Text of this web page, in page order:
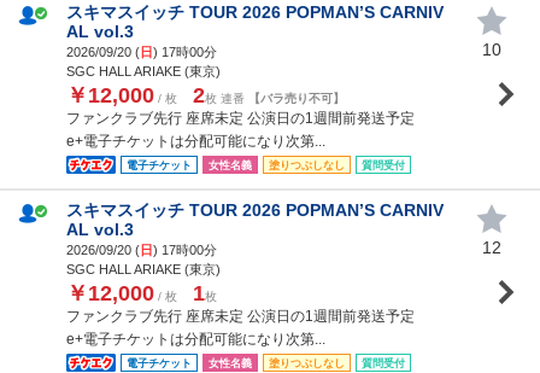
スキマスイッチ TOUR 2026 POPMAN’S CARNIV
AL vol.3
2026/09/20 (日) 17時00分
SGC HALL ARIAKE (東京)
￥12,000 / 枚 2枚 連番 【バラ売り不可】
ファンクラブ先行 座席未定 公演日の1週間前発送予定
e+電子チケットは分配可能になり次第...
電子チケット 女性名義 塗りつぶしなし 質問受付
10
スキマスイッチ TOUR 2026 POPMAN’S CARNIV
AL vol.3
2026/09/20 (日) 17時00分
SGC HALL ARIAKE (東京)
￥12,000 / 枚 1枚
ファンクラブ先行 座席未定 公演日の1週間前発送予定
e+電子チケットは分配可能になり次第...
電子チケット 女性名義 塗りつぶしなし 質問受付
12